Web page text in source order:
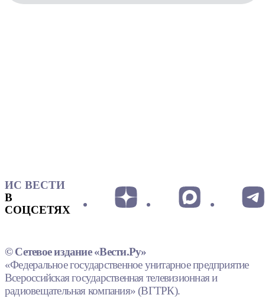
ИС ВЕСТИ
В
СОЦСЕТЯХ
© Сетевое издание «Вести.Ру»
«Федеральное государственное унитарное предприятие
Всероссийская государственная телевизионная и
радиовещательная компания» (ВГТРК).